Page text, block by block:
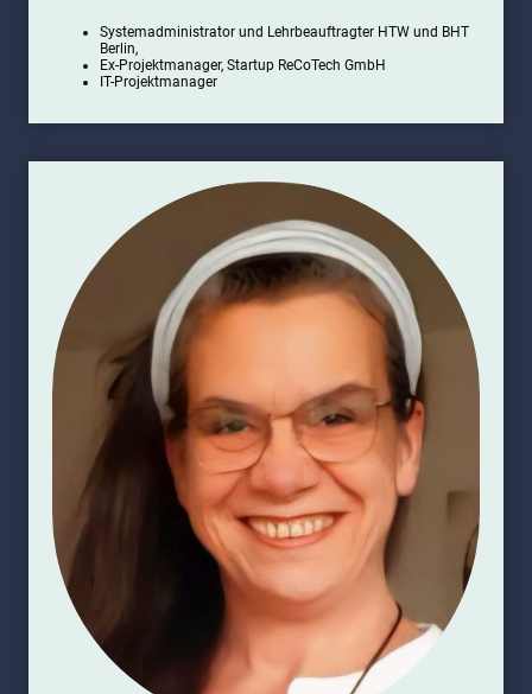
Systemadministrator und Lehrbeauftragter HTW und BHT
Berlin,
Ex-Projektmanager, Startup ReCoTech GmbH
IT-Projektmanager